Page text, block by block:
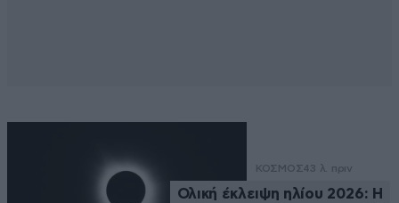
ΚΟΣΜΟΣ43 λ. πριν
Ολική έκλειψη ηλίου 2026: Η